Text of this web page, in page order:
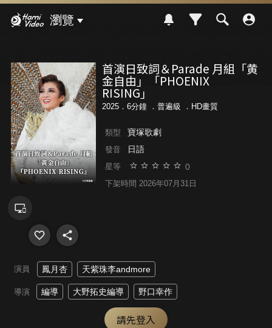
瀏覽
首演日致詞＆Parade 月組「黄
金自由」「PHOENIX
RISING」
2025．6分鐘 ． 普遍級 ．HD畫質
類型 寶塚歌劇
發音 日語
星等 0
下架時間 2026年07月31日
演員 鳳月杏 天紫珠李andmore
導演 編導 大野拓史編導 野口幸作
請先登入